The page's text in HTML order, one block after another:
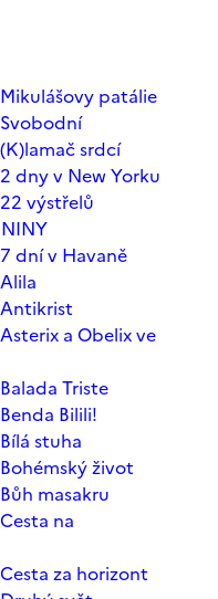
patálie
srdcí
dny v New Yorku
výstřelů
dní v Havaně
a Obelix ve
Triste
Bilili!
stuha
život
masakru
na
za horizont